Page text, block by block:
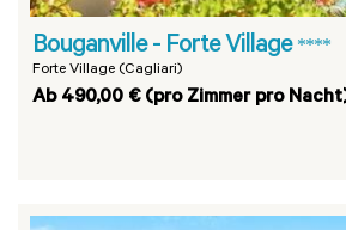
Bouganville - Forte Village ****
Forte Village (Cagliari)
Ab 490,00 € (pro Zimmer pro